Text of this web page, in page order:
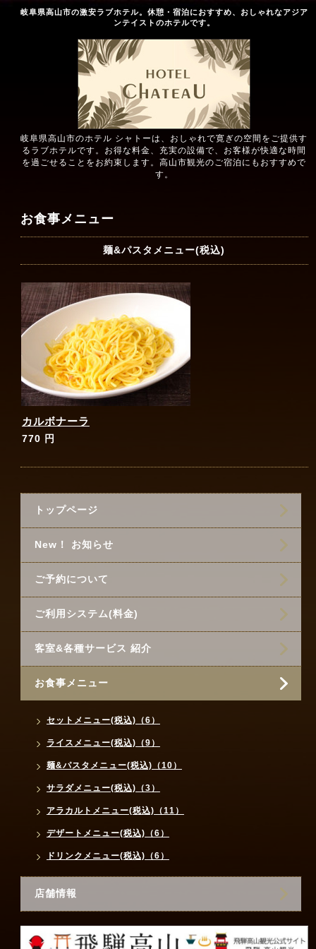
岐阜県高山市の激安ラブホテル。休憩・宿泊におすすめ、おしゃれなアジア
ンテイストのホテルです。
岐阜県高山市のホテル シャトーは、おしゃれで寛ぎの空間をご提供す
るラブホテルです。お得な料金、充実の設備で、お客様が快適な時間
を過ごせることをお約束します。高山市観光のご宿泊にもおすすめで
す。
お食事メニュー
麺&パスタメニュー(税込)
カルボナーラ
770 円
トップページ
New！ お知らせ
ご予約について
ご利用システム(料金)
客室&各種サービス 紹介
お食事メニュー
セットメニュー(税込)（6）
ライスメニュー(税込)（9）
麺&パスタメニュー(税込)（10）
サラダメニュー(税込)（3）
アラカルトメニュー(税込)（11）
デザートメニュー(税込)（6）
ドリンクメニュー(税込)（6）
店舗情報